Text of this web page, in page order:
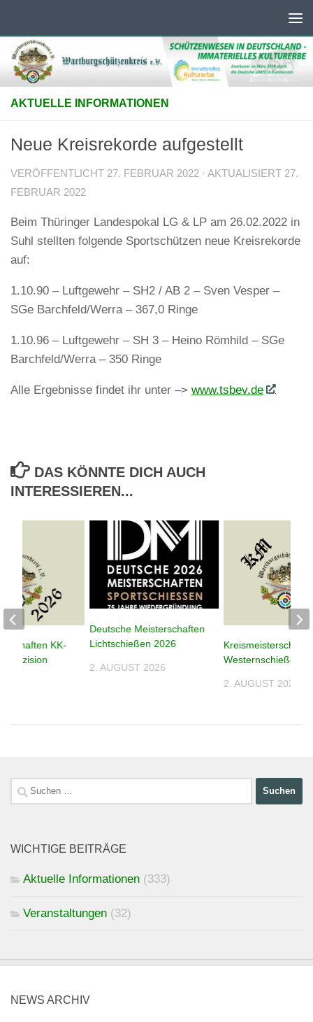
AKTUELLE INFORMATIONEN
Neue Kreisrekorde aufgestellt
VERÖFFENTLICHT 27. FEBRUAR 2022 · AKTUALISIERT 27.
FEBRUAR 2022
Beim Thüringer Landespokal LG & LP am 26.02.2022 in
Suhl stellten folgende Sportschützen neue Kreisrekorde
auf:
1.10.90 – Luftgewehr – SH2 / AB 2 – Sven Vesper –
SGe Barchfeld/Werra – 367,0 Ringe
1.10.96 – Luftgewehr – SH 3 – Heino Römhild – SGe
Barchfeld/Werra – 350 Ringe
Alle Ergebnisse findet ihr unter –> www.tsbev.de
DAS KÖNNTE DICH AUCH
INTERESSIEREN...
Deutsche Meisterschaften
Lichtschießen 2026
2. AUGUST 2026
Westernschießen
2. AUGUST 2026
KK-
Präzision
Suchen
nach:
WICHTIGE BEITRÄGE
Aktuelle Informationen (333)
Veranstaltungen (32)
NEWS ARCHIV